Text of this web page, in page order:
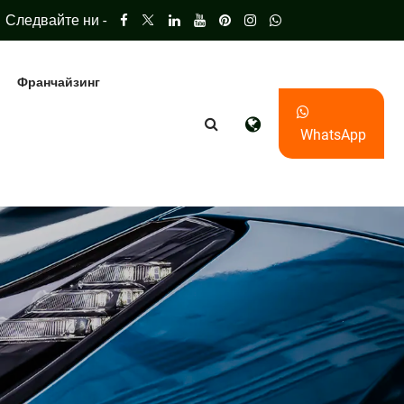
Следвайте ни -
Франчайзинг
WhatsApp